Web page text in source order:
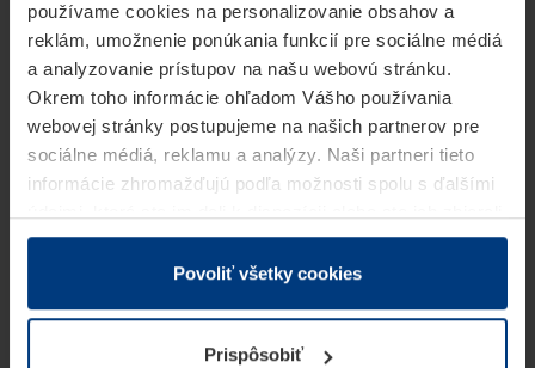
používame cookies na personalizovanie obsahov a
reklám, umožnenie ponúkania funkcií pre sociálne médiá
a analyzovanie prístupov na našu webovú stránku.
Okrem toho informácie ohľadom Vášho používania
webovej stránky postupujeme na našich partnerov pre
sociálne médiá, reklamu a analýzy. Naši partneri tieto
informácie zhromažďujú podľa možnosti spolu s ďalšími
v rámci Vášho využívania služieb.
Z právneho hľadiska môžeme cookies ukladať na Vašom
prevádzku tejto stránky. Pre všetky ostatné typy cookie
potrebujeme Vaše povolenie. Vaše povolenie môžete
Povoliť všetky cookies
Prispôsobiť